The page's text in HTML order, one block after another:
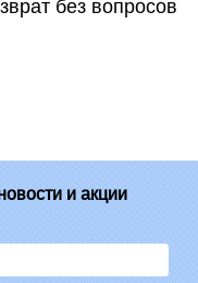
без вопросов
и акции